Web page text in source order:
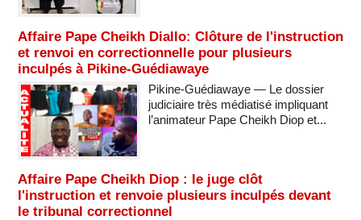
Affaire Pape Cheikh Diallo: Clôture de l'instruction
et renvoi en correctionnelle pour plusieurs
inculpés à Pikine-Guédiawaye
Pikine-Guédiawaye — Le dossier
judiciaire très médiatisé impliquant
l’animateur Pape Cheikh Diop et...
Affaire Pape Cheikh Diop : le juge clôt
l'instruction et renvoie plusieurs inculpés devant
le tribunal correctionnel